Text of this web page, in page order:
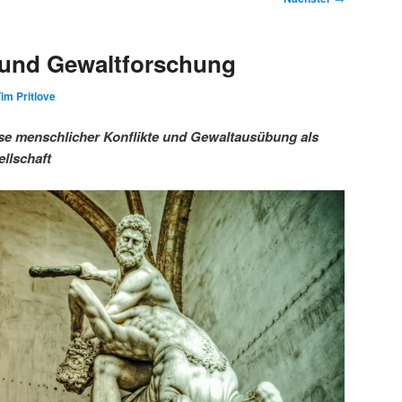
Gewaltforschung
Pritlove
menschlicher Konflikte und Gewaltausübung als